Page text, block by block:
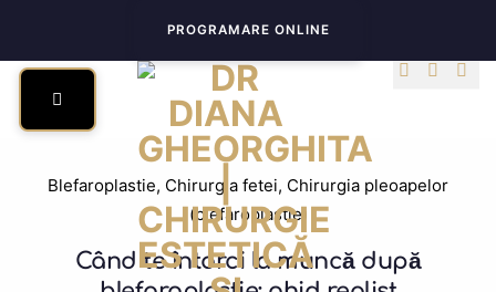
content
PROGRAMARE ONLINE
Blefaroplastie, Chirurgia fetei, Chirurgia pleoapelor
(blefaroplastie)
Când te întorci la muncă după